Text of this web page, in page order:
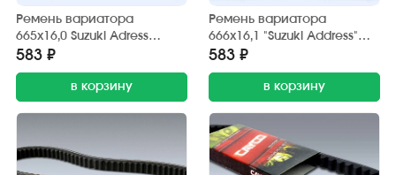
Ремень вариатора
665х16,0 Suzuki Adress
(GXMOTOR)
583 ₽
в корзину
Ремень вариатора
666х16,1 "Suzuki Address"
(дв. 50 см3) CAYCO
583 ₽
в корзину